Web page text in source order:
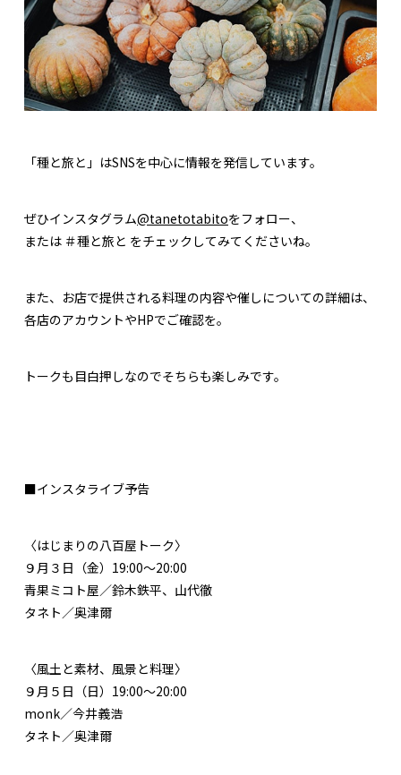
「種と旅と」はSNSを中心に情報を発信しています。
ぜひインスタグラム@tanetotabitoをフォロー、
または ＃種と旅と をチェックしてみてくださいね。
また、お店で提供される料理の内容や催しについての詳細は、
各店のアカウントやHPでご確認を。
トークも目白押しなのでそちらも楽しみです。
■インスタライブ予告
〈はじまりの八百屋トーク〉
９月３日（金）19:00〜20:00
青果ミコト屋／鈴木鉄平、山代徹
タネト／奥津爾
〈風土と素材、風景と料理〉
９月５日（日）19:00〜20:00
monk／今井義浩
タネト／奥津爾